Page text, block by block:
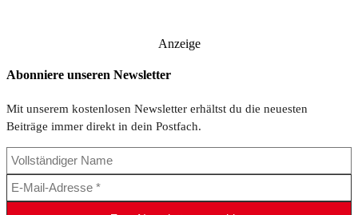
Anzeige
Abonniere unseren Newsletter
Mit unserem kostenlosen Newsletter erhältst du die neuesten
Beiträge immer direkt in dein Postfach.